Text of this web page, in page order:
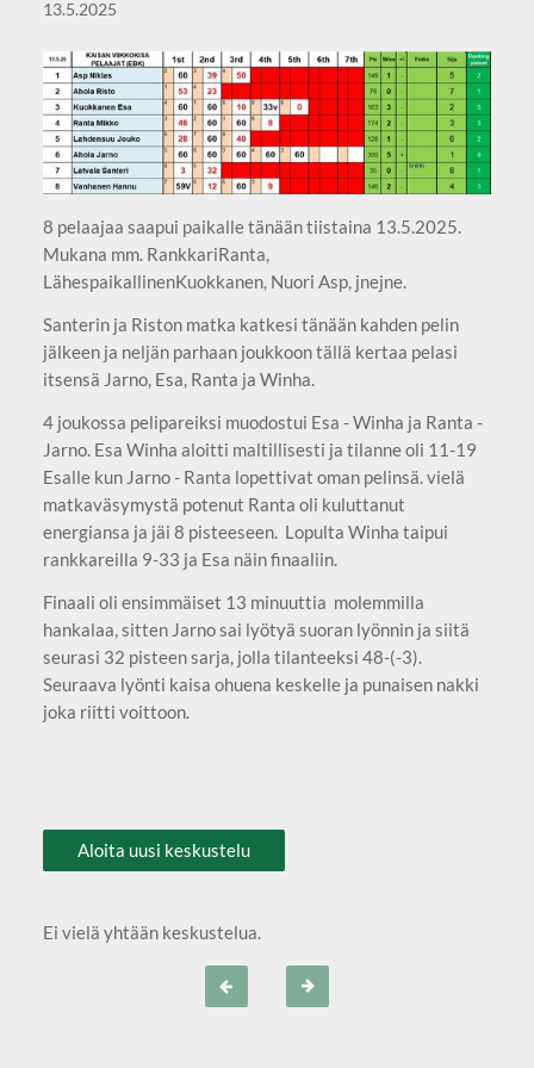
13.5.2025
8 pelaajaa saapui paikalle tänään tiistaina 13.5.2025.
Mukana mm. RankkariRanta,
LähespaikallinenKuokkanen, Nuori Asp, jnejne.
Santerin ja Riston matka katkesi tänään kahden pelin
jälkeen ja neljän parhaan joukkoon tällä kertaa pelasi
itsensä Jarno, Esa, Ranta ja Winha.
4 joukossa pelipareiksi muodostui Esa - Winha ja Ranta -
Jarno. Esa Winha aloitti maltillisesti ja tilanne oli 11-19
Esalle kun Jarno - Ranta lopettivat oman pelinsä. vielä
matkaväsymystä potenut Ranta oli kuluttanut
energiansa ja jäi 8 pisteeseen. Lopulta Winha taipui
rankkareilla 9-33 ja Esa näin finaaliin.
Finaali oli ensimmäiset 13 minuuttia molemmilla
hankalaa, sitten Jarno sai lyötyä suoran lyönnin ja siitä
seurasi 32 pisteen sarja, jolla tilanteeksi 48-(-3).
Seuraava lyönti kaisa ohuena keskelle ja punaisen nakki
joka riitti voittoon.
Aloita uusi keskustelu
Ei vielä yhtään keskustelua.